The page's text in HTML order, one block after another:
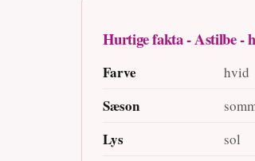
Hurtige fakta - Astilbe -
Farve hvid
Sæson
Lys sol